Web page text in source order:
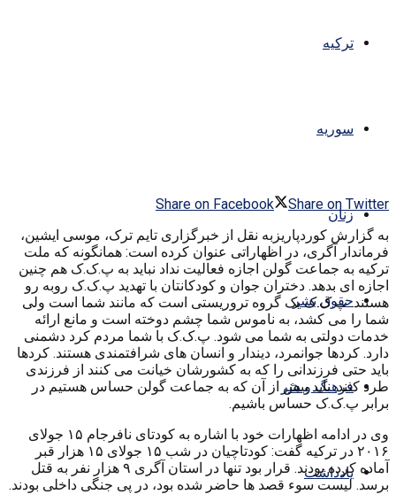
ترکیه
سوریه
زنان
حقوق بشر
فرهنگ و هنر
یادداشت
Share on Facebook
Share on Twitter
به گزارش کوردپاریزبه نقل از خبرگزاری تایم ترک، موسی ایشین،
فرماندار آگری، در اظهاراتی عنوان کرده است: همانگونه که ملت
ترکیه به جماعت گولن اجازه فعالیت نداد نباید به پ.ک.ک هم چنین
اجازه ای بدهد. دختران جوان و کودکانتان با تهدید پ.ک.ک روبه رو
هستند. پ.ک.ک یک گروه تروریستی است که مانند شما است ولی
شما را می کشد، به ناموس شما چشم دوخته است و مانع ارائه
خدمات دولتی به شما می شود. پ.ک.ک با شما مردم کرد دشمنی
دارد. کردها جوانمرد، دیندار و انسان های شرافتمندی هستند. کردها
باید حتی فرزندانی را که به کشورشان خیانت می کنند از فرزندی
طرد کنند. باید بیش از آن که به جماعت گولن حساس هستیم در
برابر پ.ک.ک حساس باشیم.
وی در ادامه اظهارات خود با اشاره به کودتای نافرجام ۱۵ جولای
۲۰۱۶ در ترکیه گفت: کودتاچیان در شب ۱۵ جولای ۱۵ هزار قبر
آماده کرده بودند. قرار بود تنها در استان آگری ۹ هزار نفر به قتل
برسد. لیست سوء قصد ها حاضر شده بود، در پی جنگی داخلی بودند.